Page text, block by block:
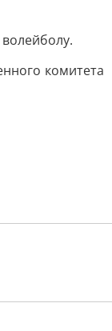
комитета